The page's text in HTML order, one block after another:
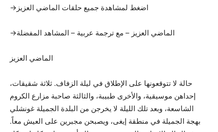
→اضغط لمشاهدة جميع حلقات الماضي العزيز
→الماضي العزيز – مع ترجمة عربية – المشاهد المفضلة
الماضي العزيز
حالة لا تتوقعونها على الإطلاق في ليلة الزفاف. ثلاثة شقيقات،
إحداهن موسيقية، والأخرى طبيبة، والثالثة صاحبة مزارع الكروم
الشاسعة، وبعد تلك الليلة لا يخرجن من البلدة الجميلة غونشلي
بهجة الجميلة في منطقة إيغى، ويصبحن مجبرين على العيش معاً.